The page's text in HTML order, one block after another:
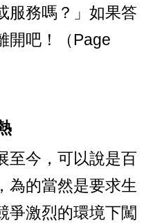
服務嗎？」如果答
開吧！（Page
至今，可以說是百
為的當然是要求生
爭激烈的環境下闖